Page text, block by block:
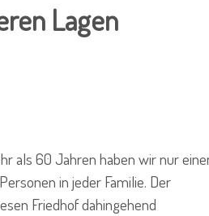
Lagen
als 60 Jahren haben wir nur
in jeder Familie. Der
Friedhof dahingehend